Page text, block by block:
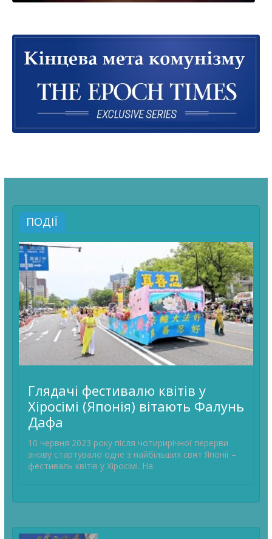
ПОДІЇ
Глядачі фестивалю квітів у
Хіросімі (Японія) вітають Фалунь
Дафа
10 червня 2023 року після чотирирічної перерви
знову стартувало одне з найбільших свят Японії –
фестиваль квітів у Хіросімі. На